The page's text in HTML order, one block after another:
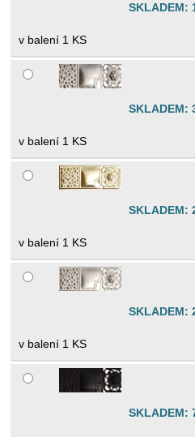
SKLADEM:
1 KS
SKLADEM:
1 KS
SKLADEM:
1 KS
SKLADEM:
1 KS
SKLADEM: